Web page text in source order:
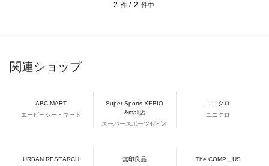
2 件 / 2 件中
関連ショップ
ABC-MART
エービーシー・マート
Super Sports XEBIO
&mall店
スーパースポーツゼビオ
ユニクロ
ユニクロ
URBAN RESEARCH
無印良品
The COMP＿US